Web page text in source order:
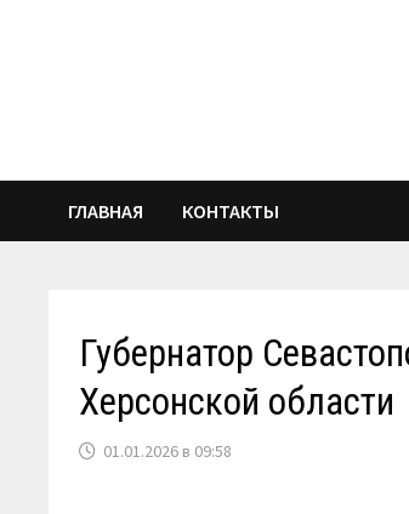
ГЛАВНАЯ КОНТАКТЫ
Губернатор
Херсонской области
01.01.2026 в 09:58